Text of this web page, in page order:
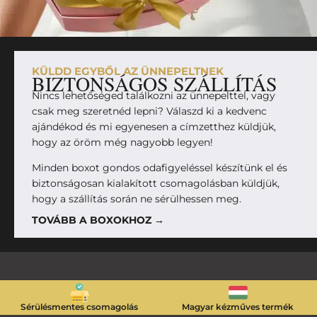
KÜLDD EGYBŐL AZ ÜNNEPELTNEK
BIZTONSÁGOS SZÁLLÍTÁS
Nincs lehetőséged találkozni az ünnepelttel, vagy
csak meg szeretnéd lepni? Válaszd ki a kedvenc
ajándékod és mi egyenesen a címzetthez küldjük,
hogy az öröm még nagyobb legyen!
Minden boxot gondos odafigyeléssel készítünk el és
biztonságosan kialakított csomagolásban küldjük,
hogy a szállítás során ne sérülhessen meg.
TOVÁBB A BOXOKHOZ →
Sérülésmentes csomagolás Magyar kézműves termék